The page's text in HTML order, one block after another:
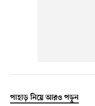
পাহাড় নিয়ে আরও পড়ুন